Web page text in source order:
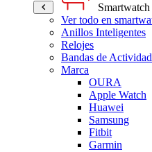
Smartwatch
Ver todo en
Anillos Inteligentes
Relojes
Bandas de Actividad
Marca
OURA
Apple Watch
Huawei
Samsung
Fitbit
Garmin